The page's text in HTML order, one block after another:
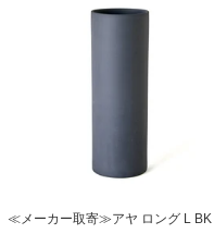
≪メーカー取寄≫アヤ ロング L BK